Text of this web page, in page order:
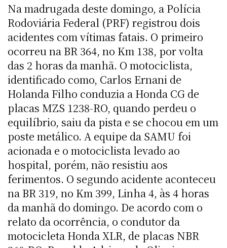
Na madrugada deste domingo, a Polícia
Rodoviária Federal (PRF) registrou dois
acidentes com vítimas fatais. O primeiro
ocorreu na BR 364, no Km 138, por volta
das 2 horas da manhã. O motociclista,
identificado como, Carlos Ernani de
Holanda Filho conduzia a Honda CG de
placas MZS 1238-RO, quando perdeu o
equilíbrio, saiu da pista e se chocou em um
poste metálico. A equipe da SAMU foi
acionada e o motociclista levado ao
hospital, porém, não resistiu aos
ferimentos. O segundo acidente aconteceu
na BR 319, no Km 399, Linha 4, às 4 horas
da manhã do domingo. De acordo com o
relato da ocorrência, o condutor da
motocicleta Honda XLR, de placas NBR